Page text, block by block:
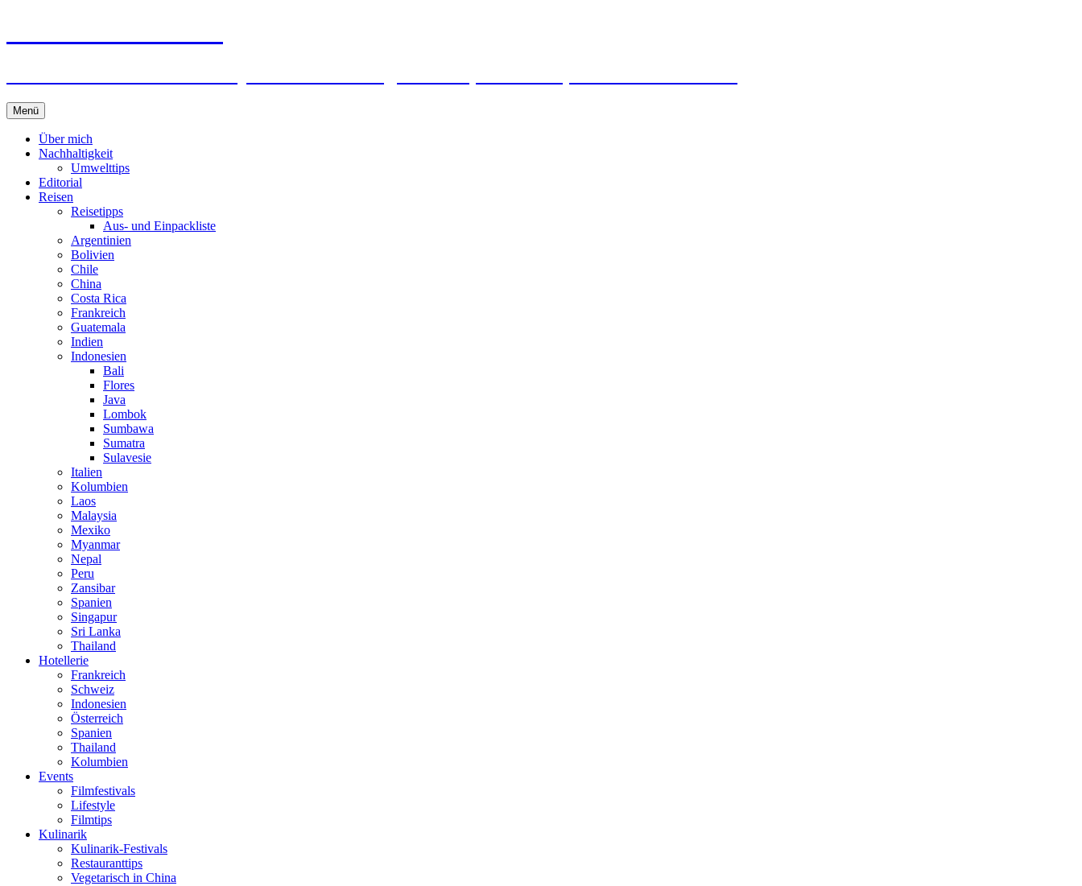
Menü Springe
zum
Inhalt
Über mich
Nachhaltigkeit
Umwelttips
Editorial
Reisen
Reisetipps
Aus- und Einpackliste
Argentinien
Bolivien
Chile
China
Costa Rica
Frankreich
Guatemala
Indien
Indonesien
Bali
Flores
Java
Lombok
Sumbawa
Sumatra
Sulavesie
Italien
Kolumbien
Laos
Malaysia
Mexiko
Myanmar
Nepal
Peru
Zansibar
Spanien
Singapur
Sri Lanka
Thailand
Hotellerie
Frankreich
Schweiz
Indonesien
Österreich
Spanien
Thailand
Kolumbien
Events
Filmfestivals
Lifestyle
Filmtips
Kulinarik
Kulinarik-Festivals
Restauranttips
Vegetarisch in China